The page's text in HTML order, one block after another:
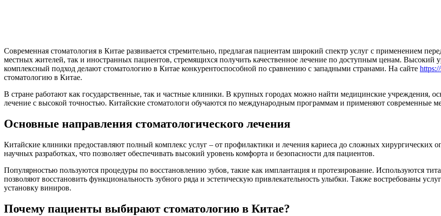
Современная стоматология в Китае развивается стремительно, предлагая пациентам широкий спектр услуг с применением
местных жителей, так и иностранных пациентов, стремящихся получить качественное лечение по доступным ценам. Высокий
комплексный подход делают стоматологию в Китае конкурентоспособной по сравнению с западными странами. На сайте
стоматологию в Китае.
В стране работают как государственные, так и частные клиники. В крупных городах можно найти медицинские учреждения,
лечение с высокой точностью. Китайские стоматологи обучаются по международным программам и применяют современные
Основные направления стоматологического лечения
Китайские клиники предоставляют полный комплекс услуг – от профилактики и лечения кариеса до сложных хирургических
научных разработках, что позволяет обеспечивать высокий уровень комфорта и безопасности для пациентов.
Популярностью пользуются процедуры по восстановлению зубов, такие как имплантация и протезирование. Используются
позволяют восстановить функциональность зубного ряда и эстетическую привлекательность улыбки. Также востребованы
установку виниров.
Почему пациенты выбирают стоматологию в Китае?